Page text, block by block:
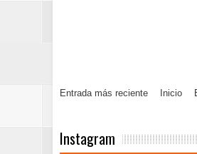
Entrada más reciente Inicio
Instagram